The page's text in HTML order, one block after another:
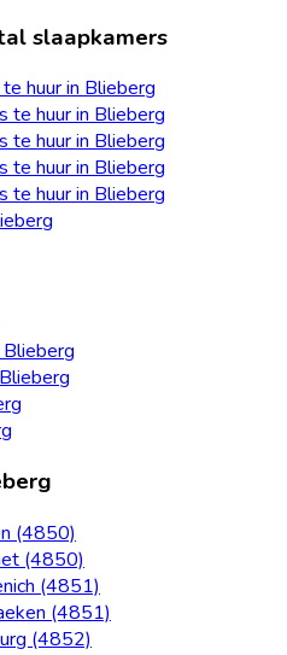
slaapkamers
huur in Blieberg
te huur in Blieberg
te huur in Blieberg
te huur in Blieberg
te huur in Blieberg
(4850)
(4850)
(4851)
(4851)
(4852)